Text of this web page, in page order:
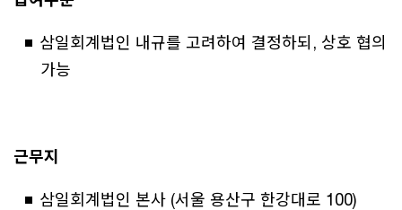
삼일회계법인 내규를 고려하여 결정하되, 상호 협의
가능
근무지
삼일회계법인 본사 (서울 용산구 한강대로 100)